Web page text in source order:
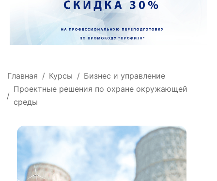
Главная Курсы
Бизнес и управление
Проектные решения по охране окружающей
среды